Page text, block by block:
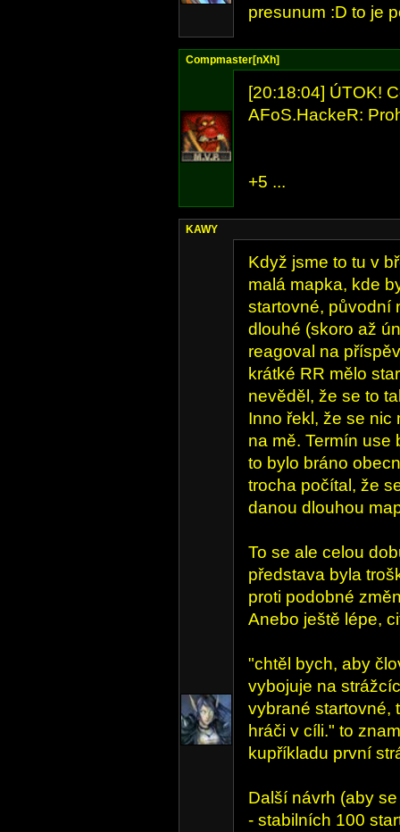
presunum :D to je
Compmaster[nXh]
[20:18:04] ÚTOK!
AFoS.HackeR:
+5 ...
KAWY
Když jsme to tu v
malá mapka, kde
startovné, původní
dlouhé (skoro až
reagoval na
krátké RR mělo
nevěděl, že se to
Inno řekl, že se nic
na mě. Termín use
to bylo bráno
trocha počítal, že
danou dlouhou
To se ale celou
představa byla
proti podobné
Anebo ještě lépe,
"chtěl bych, aby
vybojuje na
vybrané startovné,
hráči v cíli." to
kupříkladu první
Další návrh (aby
- stabilních 100